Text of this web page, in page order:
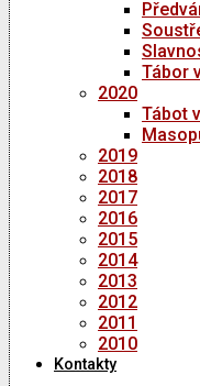
Tábor
2020
Tábot
2019
2018
2017
2016
2015
2014
2013
2012
2011
2010
Kontakty